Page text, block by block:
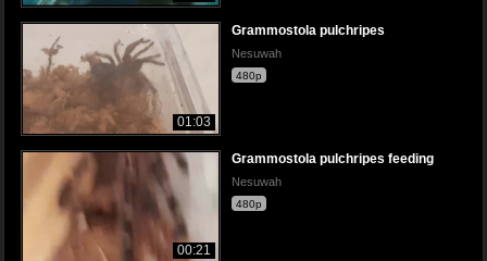
01:03
Grammostola pulchripes
Nesuwah
480p
00:21
Grammostola pulchripes feeding
Nesuwah
480p